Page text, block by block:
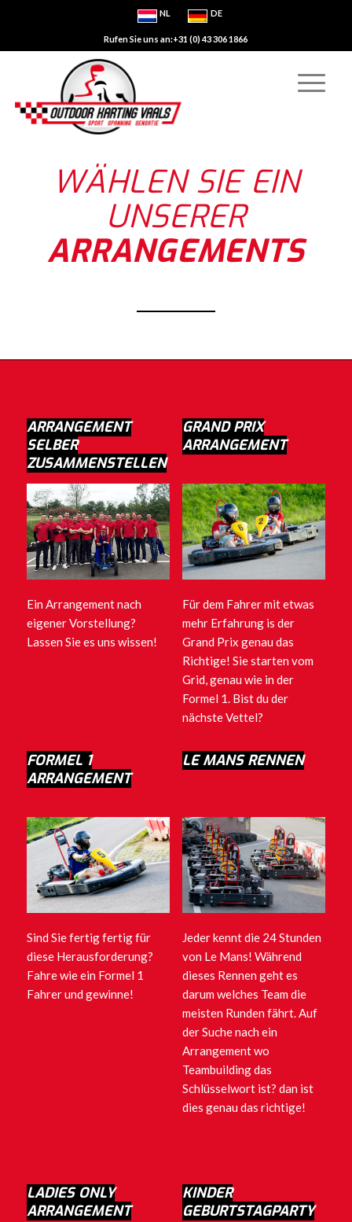
NL DE
Rufen Sie uns an:+31 (0) 43 306 1866
WÄHLEN SIE EIN
UNSERER
ARRANGEMENTS
ARRANGEMENT
SELBER
ZUSAMMENSTELLEN
Ein Arrangement nach
eigener Vorstellung?
Lassen Sie es uns wissen!
GRAND PRIX
ARRANGEMENT
Für dem Fahrer mit etwas
mehr Erfahrung is der
Grand Prix genau das
Richtige! Sie starten vom
Grid, genau wie in der
Formel 1. Bist du der
nächste Vettel?
FORMEL 1
ARRANGEMENT
Sind Sie fertig fertig für
diese Herausforderung?
Fahre wie ein Formel 1
Fahrer und gewinne!
LE MANS RENNEN
Jeder kennt die 24 Stunden
von Le Mans! Während
dieses Rennen geht es
darum welches Team die
meisten Runden fährt. Auf
der Suche nach ein
Arrangement wo
Teambuilding das
Schlüsselwort ist? dan ist
dies genau das richtige!
LADIES ONLY
ARRANGEMENT
KINDER
GEBURTSTAGPARTY